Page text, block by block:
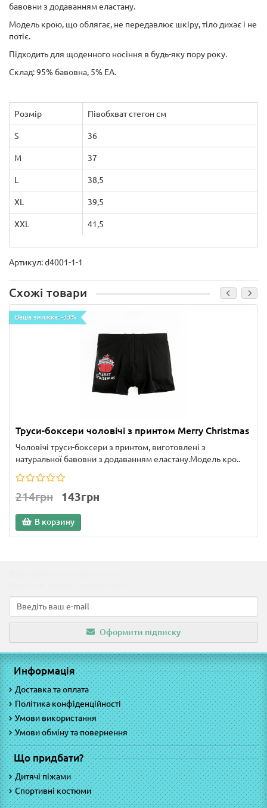
бавовни з додаванням еластану.
Модель крою, що облягає, не передавлює шкіру, тіло дихає і не
потіє.
Підходить для щоденного носіння в будь-яку пору року.
Склад: 95% бавовна, 5% ЕА.
Розмір Півобхват стегон см
S 36
M 37
L 38,5
XL 39,5
XXL 41,5
Артикул: d4001-1-1
Схожі товари
Ваша знижка: -33%
Труси-боксери чоловічі з принтом Merry Christmas
Чоловічі труси-боксери з принтом, виготовлені з
натуральної бавовни з додаванням еластану.Модель кро..
214грн 143грн
В корзину
Оформити підписку
Информація
Доставка та оплата
Політика конфіденційності
Умови використання
Умови обміну та повернення
Що придбати?
Дитячі піжами
Спортивні костюми